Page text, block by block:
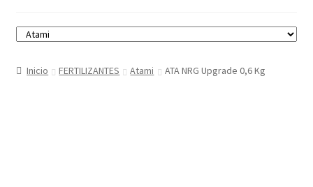
Carrito
Mi cuenta
Inicio FERTILIZANTES Atami ATA NRG Upgrade 0,6 Kg